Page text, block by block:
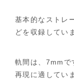
本
セ
ッ
ホ
ー
基本的なストレ
どを収録してい
軌間は、7mm
再現に適してい